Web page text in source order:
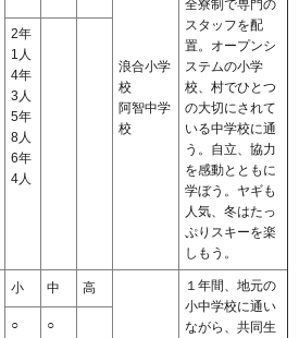
浪合小学
校
阿智中学
校
全寮制で専門の
スタッフを配
置。オープンシ
ステムの小学
校、村でひとつ
の大切にされて
いる中学校に通
う。自立、協力
を感動とともに
学ぼう。ヤギも
人気、冬はたっ
ぷりスキーを楽
しもう。
2年
1人
4年
3人
5年
8人
6年
4人
小 中 高
１年間、地元の
小中学校に通い
ながら、共同生
○ ○